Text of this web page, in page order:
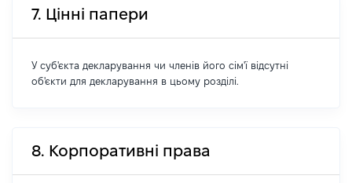
7. Цінні папери
У суб'єкта декларування чи членів його сім'ї відсутні
об'єкти для декларування в цьому розділі.
8. Корпоративні права